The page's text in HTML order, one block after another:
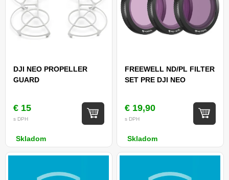
DJI NEO PROPELLER
GUARD
€ 15
s DPH
Skladom
FREEWELL ND/PL FILTER
SET PRE DJI NEO
€ 19,90
s DPH
Skladom